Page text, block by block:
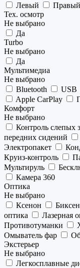
Левый
Правый
Тех. осмотр
Не выбрано
Да
Turbo
Не выбрано
Да
Мультимедиа
Не выбрано
Bluetooth
USB
Apple CarPlay
Комфорт
Не выбрано
Контроль слепых
передних сидений
Электропакет
Круиз-контроль
Мультируль
Камера 360
Оптика
Не выбрано
Ксенон
оптика
Лазерная
Противотуманки
Омыватель фар
Экстерьер
Не выбрано
Легкосплавные